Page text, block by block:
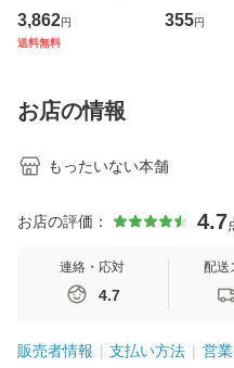
専門職の看護マネ
ジメントスキル 改
恵 藤本幸三 / 南江
堂 [単行
3,862円
送料無料
キューン
[CD]【メ
355円
お店の情報
もったいない本舗
お店の評価： 4.7
連絡・応対
4.7
配送
販売者情報 支払い方法 営